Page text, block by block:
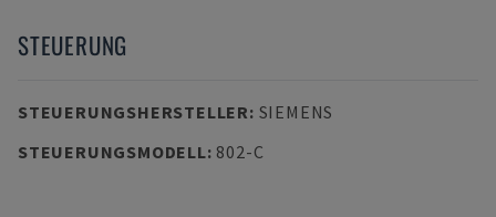
STEUERUNG
STEUERUNGSHERSTELLER: SIEMENS
STEUERUNGSMODELL: 802-C